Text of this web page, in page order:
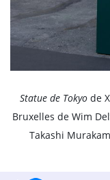
Statue de Tokyode
Bruxelles de Wim
Takashi